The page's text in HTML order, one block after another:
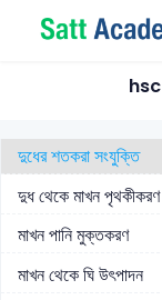
hsc
সবজির কৌটাজাতকরণ
মাছের কৌটাজাতকরণ
দুধের শতকরা সংযুক্তি
দুধ থেকে মাখন পৃথকীকরণ
মাখন পানি মুক্তকরণ
মাখন থেকে ঘি উৎপাদন